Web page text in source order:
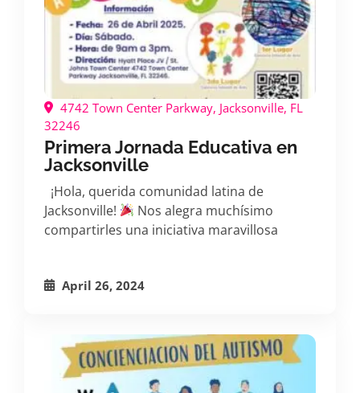
4742 Town Center Parkway, Jacksonville, FL
32246
Primera Jornada Educativa en
Jacksonville
¡Hola, querida comunidad latina de
Jacksonville!
Nos alegra muchísimo
compartirles una iniciativa maravillosa
April 26, 2024